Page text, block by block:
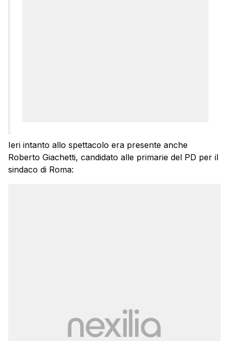
Ieri intanto allo spettacolo era presente anche
Roberto Giachetti, candidato alle primarie del PD per il
sindaco di Roma: